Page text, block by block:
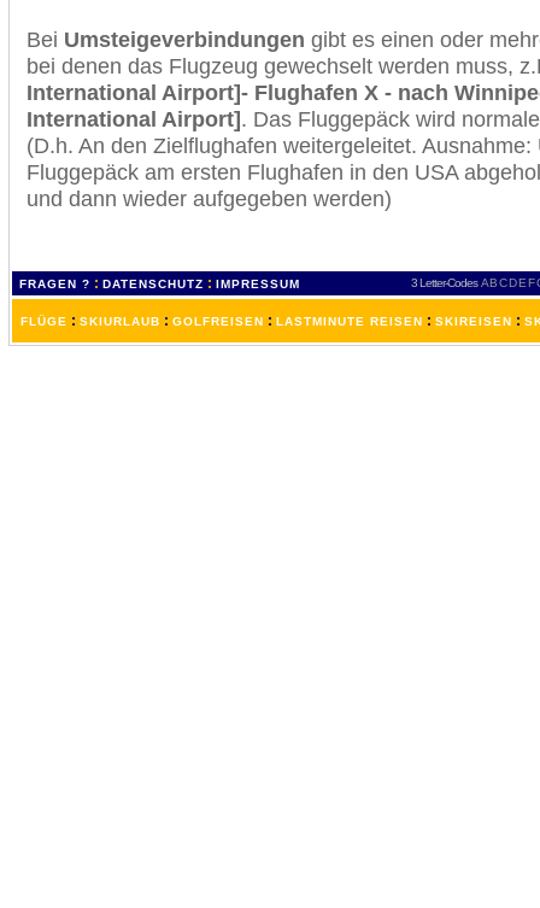
Bei Umsteigeverbindungen gibt es einen oder
bei denen das Flugzeug gewechselt werden muss,
International Airport]- Flughafen X - nach
International Airport]. Das Fluggepäck wird
(D.h. An den Zielflughafen weitergeleitet.
Fluggepäck am ersten Flughafen in den USA
und dann wieder aufgegeben werden)
FRAGEN ? : DATENSCHUTZ : IMPRESSUM 3 Letter-Codes ABCDEF
FLÜGE : SKIURLAUB : GOLFREISEN : LASTMINUTE REISEN : SKIREISEN :